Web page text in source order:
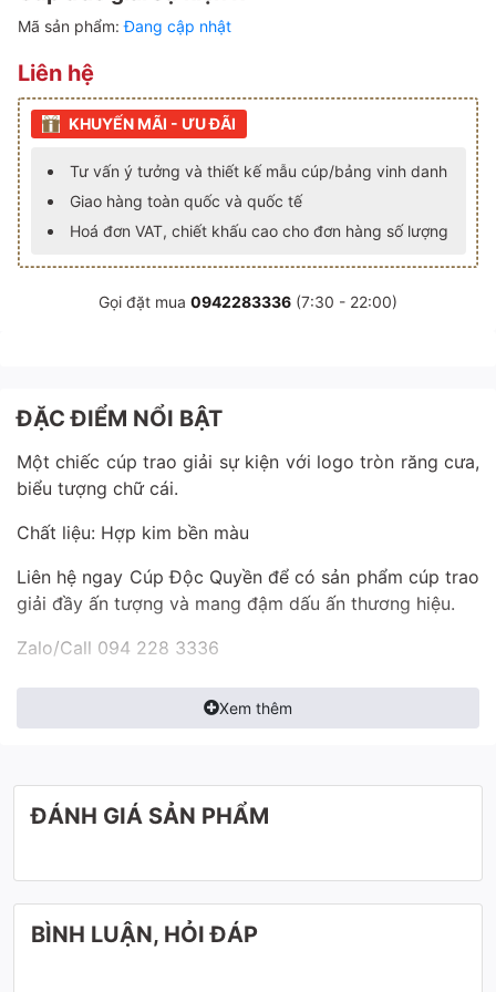
Mã sản phẩm:Đang cập nhật
Liên hệ
KHUYẾN MÃI - ƯU ĐÃI
Tư vấn ý tưởng và thiết kế mẫu cúp/bảng vinh danh
Giao hàng toàn quốc và quốc tế
Hoá đơn VAT, chiết khấu cao cho đơn hàng số lượng
Gọi đặt mua 0942283336 (7:30 - 22:00)
ĐẶC ĐIỂM NỔI BẬT
Một chiếc cúp trao giải sự kiện với logo tròn răng cưa,
biểu tượng chữ cái.
Chất liệu: Hợp kim bền màu
Liên hệ ngay Cúp Độc Quyền để có sản phẩm cúp trao
giải đầy ấn tượng và mang đậm dấu ấn thương hiệu.
Zalo/Call 094 228 3336
Xem thêm
ĐÁNH GIÁ SẢN PHẨM
BÌNH LUẬN, HỎI ĐÁP